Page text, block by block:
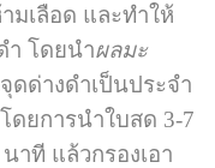
มเลือด และทำให้
ำ โดยนำผลมะ
ดด่างดำเป็นประจำ
ดยการนำใบสด 3-7
าที แล้วกรองเอา